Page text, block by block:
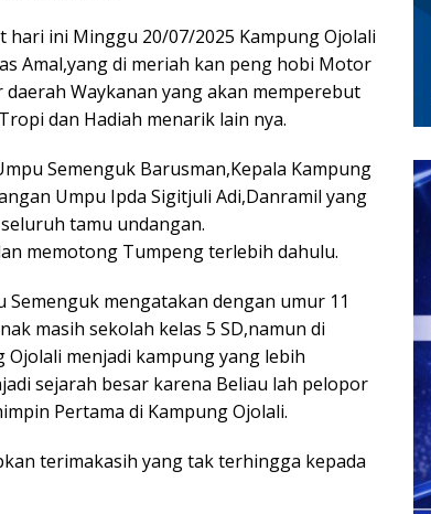
ini Minggu 20/07/2025 Kampung Ojolali
Amal,yang di meriah kan peng hobi Motor
Waykanan yang akan memperebut
dan Hadiah menarik lain nya.
Semenguk Barusman,Kepala Kampung
Umpu Ipda Sigitjuli Adi,Danramil yang
tamu undangan.
memotong Tumpeng terlebih dahulu.
Semenguk mengatakan dengan umur 11
masih sekolah kelas 5 SD,namun di
menjadi kampung yang lebih
sejarah besar karena Beliau lah pelopor
Pertama di Kampung Ojolali.
terimakasih yang tak terhingga kepada